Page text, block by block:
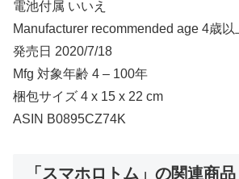
電池付属 いいえ
Manufacturer recommended age 4歳以
発売日 2020/7/18
Mfg 対象年齢 4 – 100年
梱包サイズ 4 x 15 x 22 cm
ASIN B0895CZ74K
「スマホロトム」の関連商品